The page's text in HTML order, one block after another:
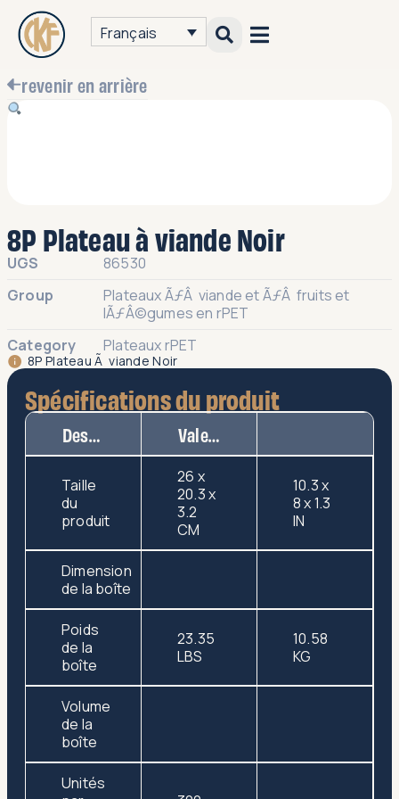
Français
revenir en arrière
8P Plateau à viande Noir
UGS
86530
Group
Plateaux ÃƒÂ viande et ÃƒÂ fruits et
lÃƒÂ©gumes en rPET
Category
Plateaux rPET
8P Plateau Ã viande Noir
Spécifications du produit
Description Valeur
Taille
du
produit
26 x
20.3 x
3.2
CM
10.3 x
8 x 1.3
IN
Dimension
de la boîte
Poids
de la
boîte
23.35
LBS
10.58
KG
Volume
de la
boîte
Unités